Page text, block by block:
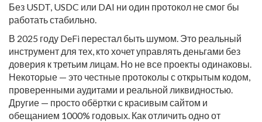
Без USDT, USDC или DAI ни один протокол не смог бы
работать стабильно.
В 2025 году DeFi перестал быть шумом. Это реальный
инструмент для тех, кто хочет управлять деньгами без
доверия к третьим лицам. Но не все проекты одинаковы.
Некоторые — это честные протоколы с открытым кодом,
проверенными аудитами и реальной ликвидностью.
Другие — просто обёртки с красивым сайтом и
обещанием 1000% годовых. Как отличить одно от